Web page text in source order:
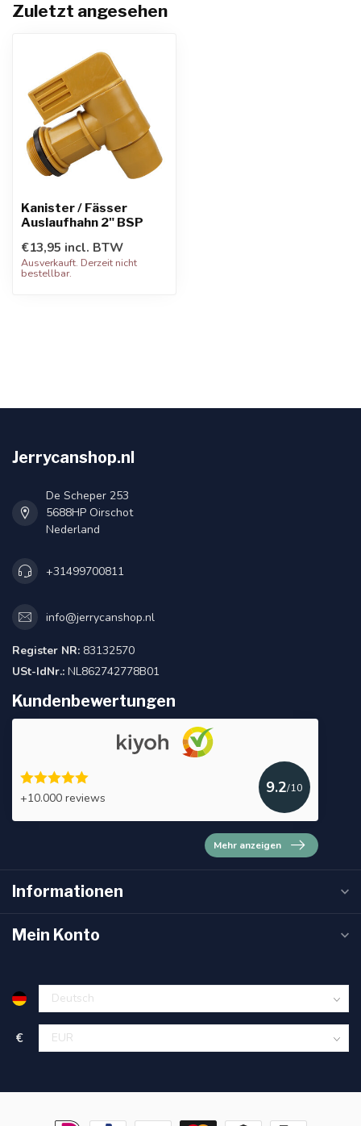
Zuletzt angesehen
Kanister / Fässer
Auslaufhahn 2" BSP
€13,95 incl. BTW
Ausverkauft. Derzeit nicht
bestellbar.
Jerrycanshop.nl
De Scheper 253
5688HP Oirschot
Nederland
+31499700811
info@jerrycanshop.nl
Register NR: 83132570
USt-IdNr.: NL862742778B01
Kundenbewertungen
+10.000 reviews
9.2/10
Mehr anzeigen
Informationen
Mein Konto
€